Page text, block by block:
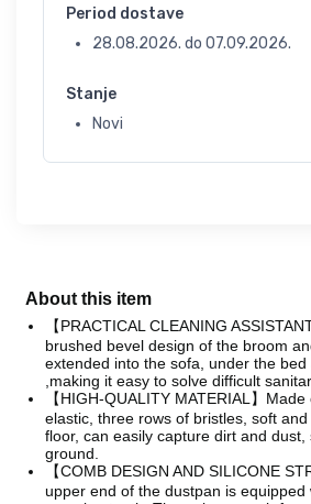
Period dostave
28.08.2026. do 07.09.2026.
Stanje
Novi